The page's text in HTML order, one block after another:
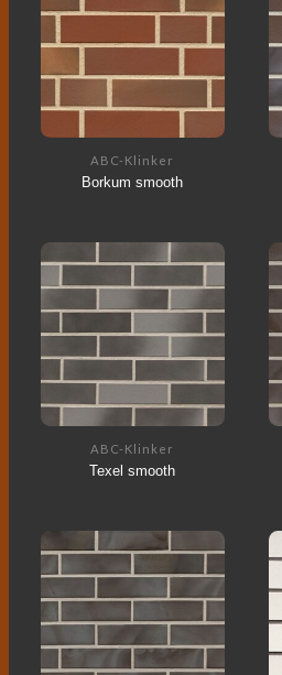
ABC-Klinker
Borkum smooth
ABC-Klinker
Texel smooth